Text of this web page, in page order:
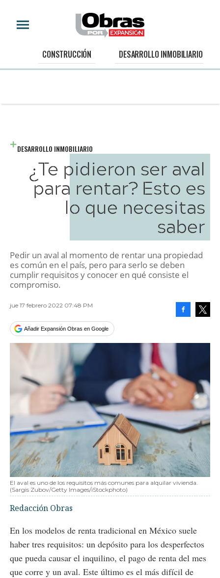
CONSTRUCCIÓN DESARROLLO INMOBILIARIO
DESARROLLO INMOBILIARIO
¿Te pidieron ser aval
para rentar? Esto es
lo que necesitas
saber
Pedir un aval al momento de rentar una propiedad
es común en el país, pero para serlo se deben
cumplir requisitos y conocer en qué consiste el
compromiso.
jue 17 febrero 2022 07:48 PM
Añadir Expansión Obras en Google
El aval es uno de los requisitos más comunes para alquilar vivienda.
(Sargis Zubov/Getty Images/iStockphoto)
Redacción Obras
En los modelos de renta tradicional en México suele
haber tres requisitos: un depósito para los desperfectos
que pueda causar el inquilino, el pago de renta del mes
que corre y un aval. Este último es el más difícil de